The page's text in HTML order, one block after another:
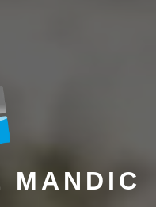
MANDIC